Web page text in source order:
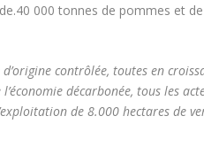
000 tonnes de pommes et
contrôlée, toutes en
décarbonée, tous les
de 8.000 hectares de